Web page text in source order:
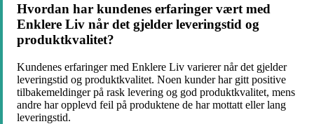
Hvordan har kundenes erfaringer vært med
Enklere Liv når det gjelder leveringstid og
produktkvalitet?
Kundenes erfaringer med Enklere Liv varierer når det gjelder
leveringstid og produktkvalitet. Noen kunder har gitt positive
tilbakemeldinger på rask levering og god produktkvalitet, mens
andre har opplevd feil på produktene de har mottatt eller lang
leveringstid.